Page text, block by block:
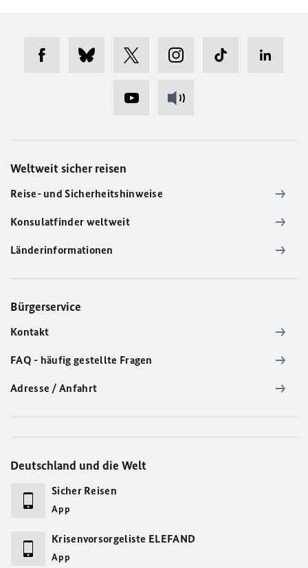
Weltweit sicher reisen
Reise- und Sicherheitshinweise
Konsulatfinder weltweit
Länderinformationen
Bürgerservice
Kontakt
FAQ - häufig gestellte Fragen
Adresse / Anfahrt
Deutschland und die Welt
Sicher Reisen
App
Krisenvorsorgeliste ELEFAND
App